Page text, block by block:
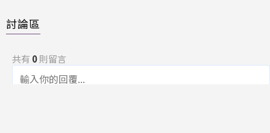
討論區
共有 0則留言